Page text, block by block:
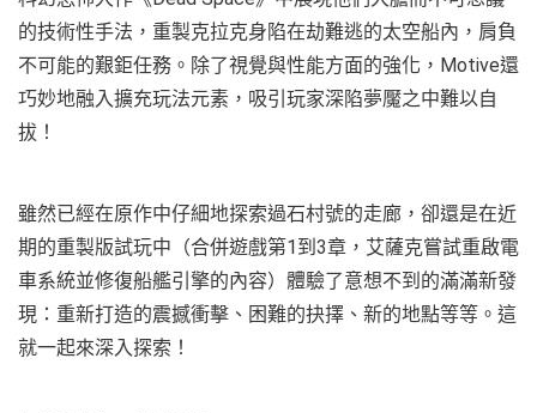
的技術性手法，重製克拉克身陷在劫難逃的太空船內，肩負
不可能的艱鉅任務。除了視覺與性能方面的強化，Motive還
巧妙地融入擴充玩法元素，吸引玩家深陷夢魘之中難以自
拔！
雖然已經在原作中仔細地探索過石村號的走廊，卻還是在近
期的重製版試玩中（合併遊戲第1到3章，艾薩克嘗試重啟電
車系統並修復船艦引擎的內容）體驗了意想不到的滿滿新發
現：重新打造的震撼衝擊、困難的抉擇、新的地點等等。這
就一起來深入探索！